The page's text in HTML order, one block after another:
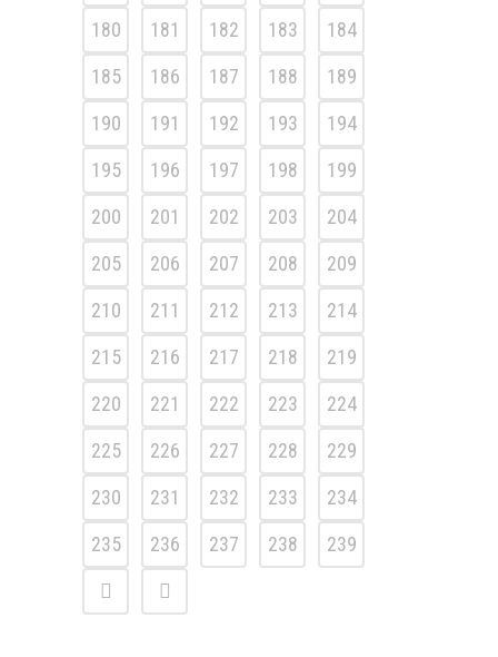
180
181 182 183
184
185
186 187 188
189
190
191 192 193
194
195
196 197 198
199
200
201 202 203
204
205
206 207 208
209
210
211 212 213
214
215
216 217 218
219
220
221 222 223
224
225
226 227 228
229
230
231 232 233
234
235
236 237 238 239